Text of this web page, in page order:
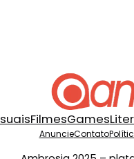
FilmesGames
AnuncieContato